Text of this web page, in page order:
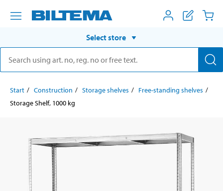
Select store
Start Construction Storage shelves
Free-standing shelves
Storage Shelf, 1000 kg